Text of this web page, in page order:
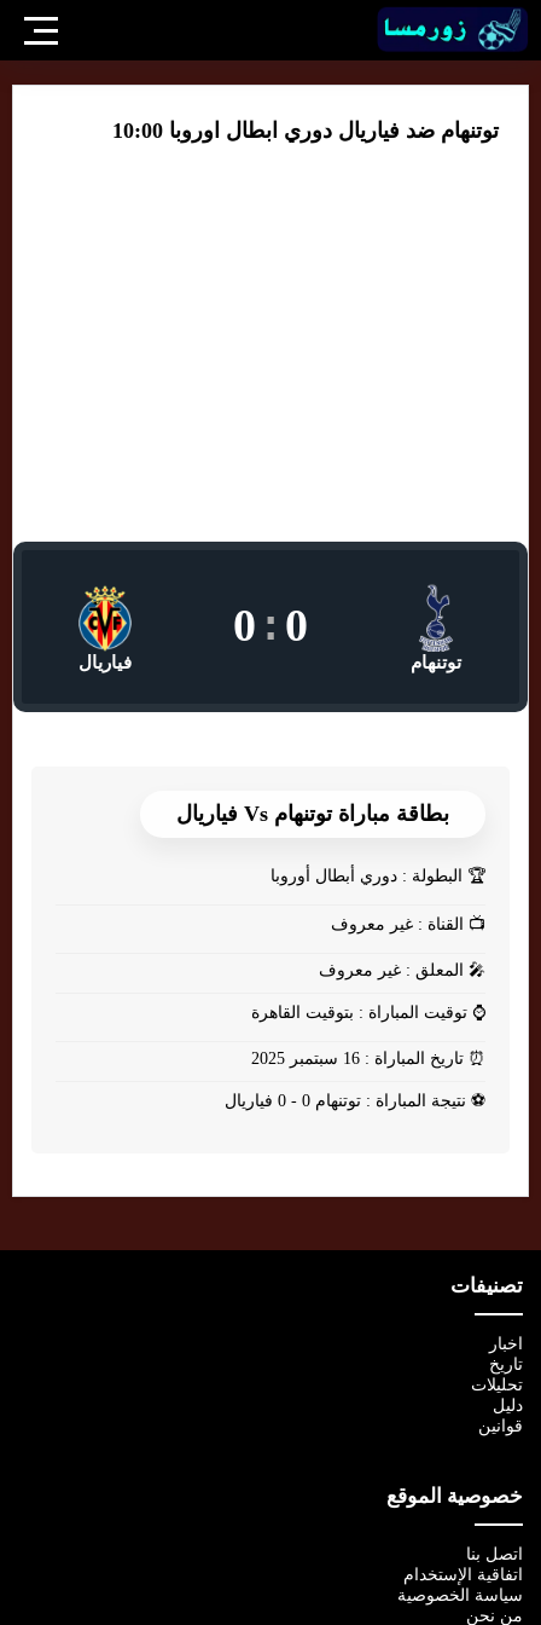
توتنهام ضد فياريال دوري ابطال اوروبا 10:00
توتنهام
0
:
0
فياريال
بطاقة مباراة توتنهام Vs فياريال
🏆 البطولة : دوري أبطال أوروبا
📺 القناة : غير معروف
🎤 المعلق : غير معروف
⌚ توقيت المباراة : بتوقيت القاهرة
⏰ تاريخ المباراة : 16 سبتمبر 2025
⚽ نتيجة المباراة : توتنهام 0 - 0 فياريال
تصنيفات
اخبار
تاريخ
تحليلات
دليل
قوانين
خصوصية الموقع
اتصل بنا
اتفاقية الإستخدام
سياسة الخصوصية
من نحن